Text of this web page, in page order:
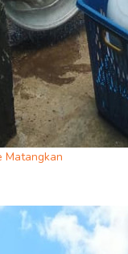
Matangkan